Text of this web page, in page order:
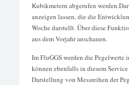
Kubikmetern abgerufen
anzeigen lassen, die die
Woche darstellt. Über diese
aus dem Vorjahr anschauen.
Im FluGGS werden die Pegelwerte
können ebenfalls in diesem
Darstellung von Messreihen der